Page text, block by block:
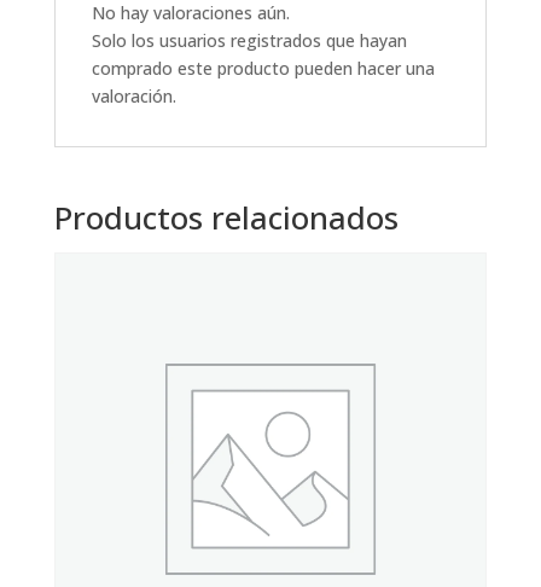
No hay valoraciones aún.
Solo los usuarios registrados que hayan
comprado este producto pueden hacer una
valoración.
Productos relacionados